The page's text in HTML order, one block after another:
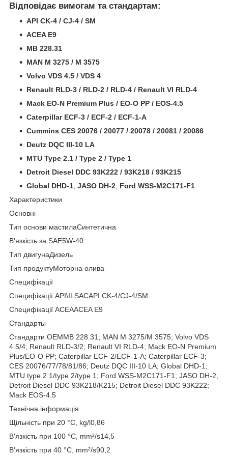
Відповідає вимогам та стандартам:
API CK-4 / CJ-4 / SM
ACEA E9
MB 228.31
MAN M 3275 / M 3575
Volvo VDS 4.5 / VDS 4
Renault RLD-3 / RLD-2 / RLD-4 / Renault VI RLD-4
Mack EO-N Premium Plus / EO-O PP / EOS-4.5
Caterpillar ECF-3 / ECF-2 / ECF-1-A
Cummins CES 20076 / 20077 / 20078 / 20081 / 20086
Deutz DQC III-10 LA
MTU Type 2.1 / Type 2 / Type 1
Detroit Diesel DDC 93K222 / 93K218 / 93K215
Global DHD-1, JASO DH-2, Ford WSS-M2C171-F1
Характеристики
Основні
Тип основи мастилаСинтетична
В'язкість за SAE5W-40
Тип двигунаДизель
Тип продуктуМоторна олива
Специфікації
Специфікації API\ILSACAPI CK-4/CJ-4/SM
Специфікації ACEAACEA E9
Стандарты
Стандарти OEMMB 228.31; MAN M 3275/M 3575; Volvo VDS
4.5/4; Renault RLD-3/2; Renault VI RLD-4; Mack EO-N Premium
Plus/EO-O PP; Caterpillar ECF-2/ECF-1-A; Caterpillar ECF-3;
CES 20076/77/78/81/86; Deutz DQC III-10 LA; Global DHD-1;
MTU type 2.1/type 2/type 1; Ford WSS-M2C171-F1; JASO DH-2;
Detroit Diesel DDC 93K218/K215; Detroit Diesel DDC 93K222;
Mack EOS-4.5
Технічна інформація
Щільність при 20 °С, kg/l0,86
В'язкість при 100 °C, mm²/s14,5
В'язкість при 40 °C, mm²/s90,2